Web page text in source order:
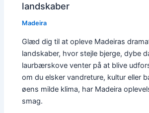
landskaber
Madeira
Glæd dig til at opleve Madeiras
landskaber, hvor stejle bjerge, dybe
laurbærskove venter på at blive
om du elsker vandreture, kultur eller
øens milde klima, har Madeira
smag.